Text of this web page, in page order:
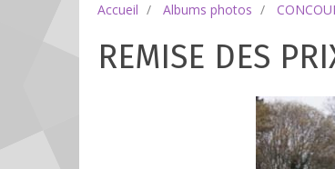
Accueil Albums photos
REMISE DES